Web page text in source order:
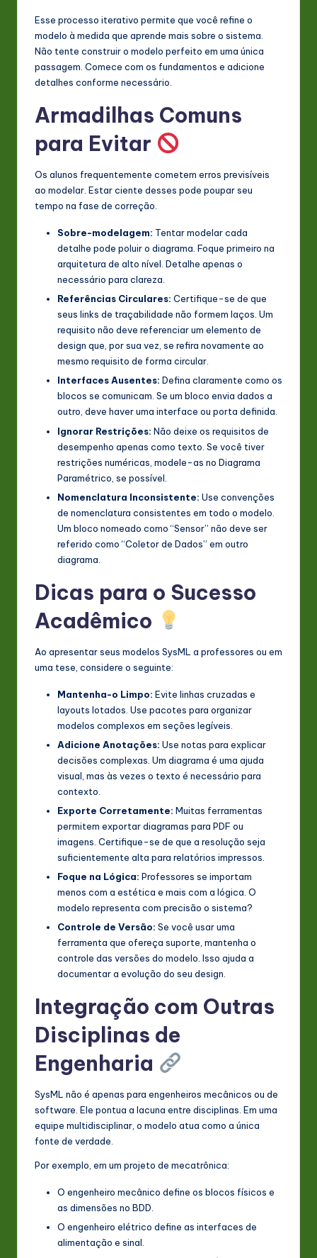
Esse processo iterativo permite que você refine o
modelo à medida que aprende mais sobre o sistema.
Não tente construir o modelo perfeito em uma única
passagem. Comece com os fundamentos e adicione
detalhes conforme necessário.
Armadilhas Comuns
para Evitar
Os alunos frequentemente cometem erros previsíveis
ao modelar. Estar ciente desses pode poupar seu
tempo na fase de correção.
Sobre-modelagem: Tentar modelar cada
detalhe pode poluir o diagrama. Foque primeiro na
arquitetura de alto nível. Detalhe apenas o
necessário para clareza.
Referências Circulares: Certifique-se de que
seus links de traçabilidade não formem laços. Um
requisito não deve referenciar um elemento de
design que, por sua vez, se refira novamente ao
mesmo requisito de forma circular.
Interfaces Ausentes: Defina claramente como os
blocos se comunicam. Se um bloco envia dados a
outro, deve haver uma interface ou porta definida.
Ignorar Restrições: Não deixe os requisitos de
desempenho apenas como texto. Se você tiver
restrições numéricas, modele-as no Diagrama
Paramétrico, se possível.
Nomenclatura Inconsistente: Use convenções
de nomenclatura consistentes em todo o modelo.
Um bloco nomeado como “Sensor” não deve ser
referido como “Coletor de Dados” em outro
diagrama.
Dicas para o Sucesso
Acadêmico
Ao apresentar seus modelos SysML a professores ou em
uma tese, considere o seguinte:
Mantenha-o Limpo: Evite linhas cruzadas e
layouts lotados. Use pacotes para organizar
modelos complexos em seções legíveis.
Adicione Anotações: Use notas para explicar
decisões complexas. Um diagrama é uma ajuda
visual, mas às vezes o texto é necessário para
contexto.
Exporte Corretamente: Muitas ferramentas
permitem exportar diagramas para PDF ou
imagens. Certifique-se de que a resolução seja
suficientemente alta para relatórios impressos.
Foque na Lógica: Professores se importam
menos com a estética e mais com a lógica. O
modelo representa com precisão o sistema?
Controle de Versão: Se você usar uma
ferramenta que ofereça suporte, mantenha o
controle das versões do modelo. Isso ajuda a
documentar a evolução do seu design.
Integração com Outras
Disciplinas de
Engenharia
SysML não é apenas para engenheiros mecânicos ou de
software. Ele pontua a lacuna entre disciplinas. Em uma
equipe multidisciplinar, o modelo atua como a única
fonte de verdade.
Por exemplo, em um projeto de mecatrônica:
O engenheiro mecânico define os blocos físicos e
as dimensões no BDD.
O engenheiro elétrico define as interfaces de
alimentação e sinal.